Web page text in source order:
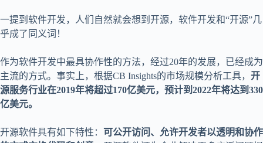
一提到软件开发，人们自然就会想到开源，软件开发和“开源”几
乎成了同义词！
作为软件开发中最具协作性的方法，经过20年的发展，已经成为
主流的方式。事实上，根据CB Insights的市场规模分析工具， 开
源服务行业在2019年将超过170亿美元，预计到2022年将达到330
亿美元。
开源软件具有如下特性： 可公开访问、允许开发者以透明和协作